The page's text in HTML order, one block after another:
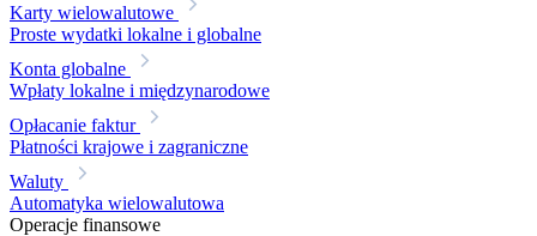
Karty wielowalutowe
Proste wydatki lokalne i globalne
Konta globalne
Wpłaty lokalne i międzynarodowe
Opłacanie faktur
Płatności krajowe i zagraniczne
Waluty
Automatyka wielowalutowa
Operacje finansowe